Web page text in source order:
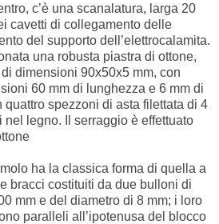
c’è una scanalatura, larga 20
cavetti di collegamento delle
del supporto dell’elettrocalamita.
una robusta piastra di ottone,
dimensioni 90x50x5 mm, con
60 mm di lunghezza e 6 mm di
quattro spezzoni di asta filettata di 4
nel legno. Il serraggio è effettuato
ha la classica forma di quella a
bracci costituiti da due bulloni di
mm e del diametro di 8 mm; i loro
paralleli all’ipotenusa del blocco